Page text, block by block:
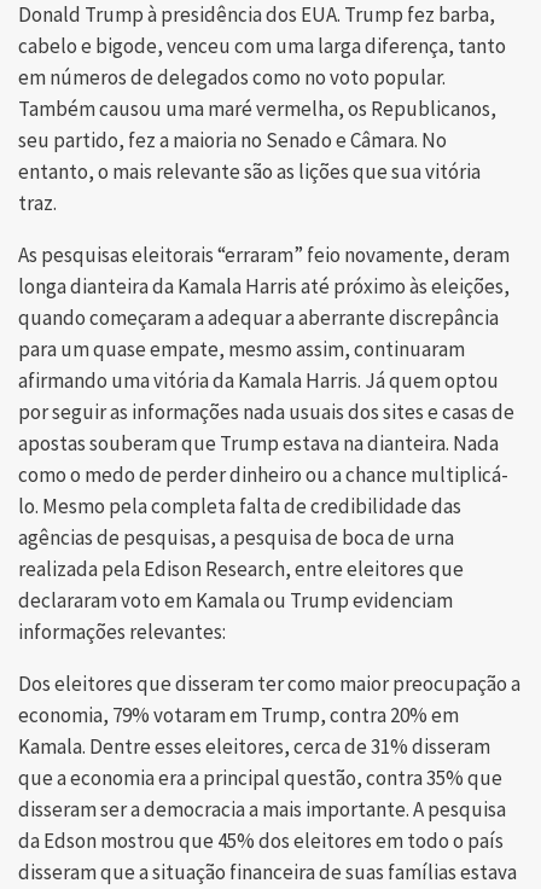
Donald Trump à presidência dos EUA. Trump fez barba,
cabelo e bigode, venceu com uma larga diferença, tanto
em números de delegados como no voto popular.
Também causou uma maré vermelha, os Republicanos,
seu partido, fez a maioria no Senado e Câmara. No
entanto, o mais relevante são as lições que sua vitória
traz.
As pesquisas eleitorais “erraram” feio novamente, deram
longa dianteira da Kamala Harris até próximo às eleições,
quando começaram a adequar a aberrante discrepância
para um quase empate, mesmo assim, continuaram
afirmando uma vitória da Kamala Harris. Já quem optou
por seguir as informações nada usuais dos sites e casas de
apostas souberam que Trump estava na dianteira. Nada
como o medo de perder dinheiro ou a chance multiplicá-
lo. Mesmo pela completa falta de credibilidade das
agências de pesquisas, a pesquisa de boca de urna
realizada pela Edison Research, entre eleitores que
declararam voto em Kamala ou Trump evidenciam
informações relevantes:
Dos eleitores que disseram ter como maior preocupação a
economia, 79% votaram em Trump, contra 20% em
Kamala. Dentre esses eleitores, cerca de 31% disseram
que a economia era a principal questão, contra 35% que
disseram ser a democracia a mais importante. A pesquisa
da Edson mostrou que 45% dos eleitores em todo o país
disseram que a situação financeira de suas famílias estava